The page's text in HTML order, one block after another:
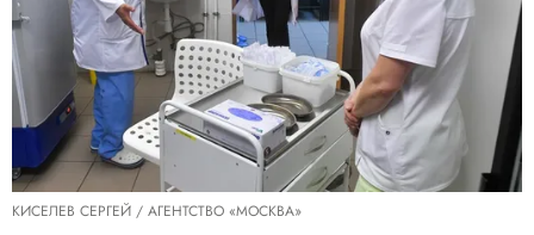
КИСЕЛЕВ СЕРГЕЙ / АГЕНТСТВО «МОСКВА»